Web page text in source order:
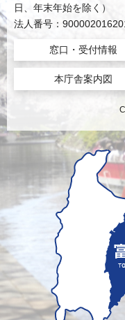
日、年末年始を除く）
法人番号：
窓口・受付情報
本庁舎案内図